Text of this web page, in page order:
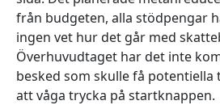
från budgeten, alla stödpengar
ingen vet hur det går med
Överhuvudtaget har det inte
besked som skulle få potentiella
att våga trycka på startknappen.